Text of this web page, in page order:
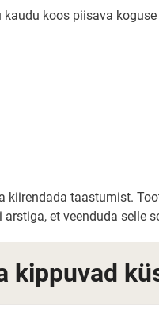
koos piisava
taastumist.
et veenduda selle
kippuvad